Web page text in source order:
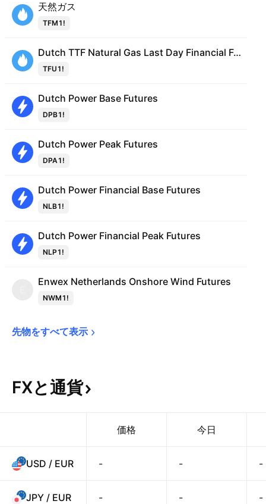
天然ガス
TFM1!
Dutch TTF Natural Gas Last Day Financial Futures (USD/MMBTU)
TFU1!
Dutch Power Base Futures
DPB1!
Dutch Power Peak Futures
DPA1!
Dutch Power Financial Base Futures
NLB1!
Dutch Power Financial Peak Futures
NLP1!
Enwex Netherlands Onshore Wind Futures
NWM1!
先物をすべて表示
FXと通貨
価格 今日
USD / EUR - - -
JPY / EUR - - -